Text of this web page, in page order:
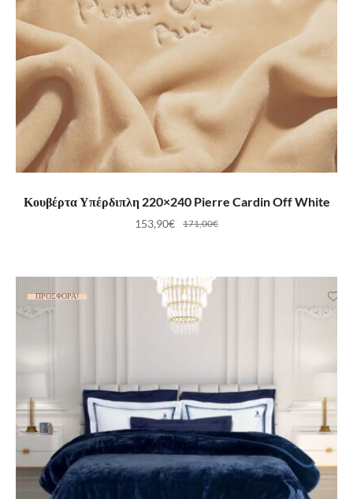
ΠΡΟΣΘΉΚΗ ΣΤΟ ΚΑΛΆΘΙ
Κουβέρτα Υπέρδιπλη 220×240 Pierre Cardin Off White
171,00€
153,90€
ΠΡΟΣΦΟΡΆ!